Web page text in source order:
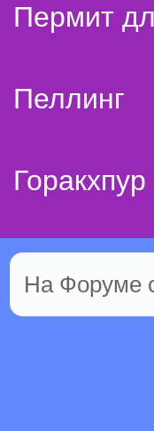
Пермит
Пеллинг
На Форуме